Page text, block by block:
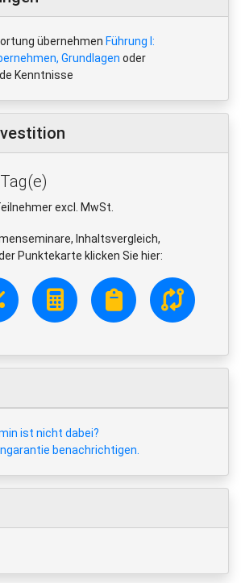
übernehmen Führung I:
Grundlagen oder
Kenntnisse
excl. MwSt.
Inhaltsvergleich,
Punktekarte klicken Sie hier:
ist nicht dabei?
benachrichtigen.